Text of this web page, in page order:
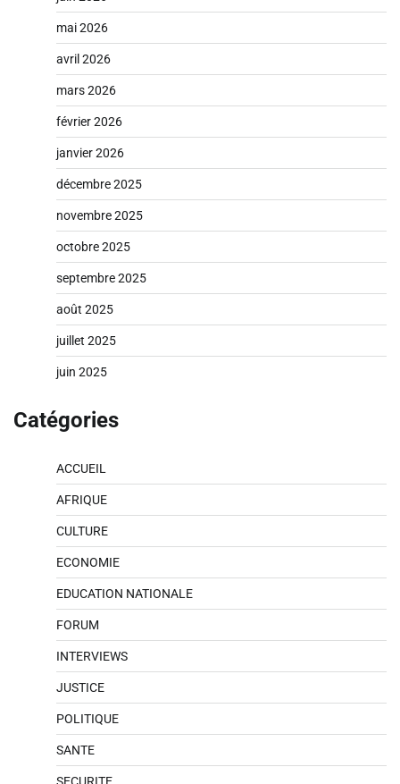
mai 2026
avril 2026
mars 2026
février 2026
janvier 2026
décembre 2025
novembre 2025
octobre 2025
septembre 2025
août 2025
juillet 2025
juin 2025
Catégories
ACCUEIL
AFRIQUE
CULTURE
ECONOMIE
EDUCATION NATIONALE
FORUM
INTERVIEWS
JUSTICE
POLITIQUE
SANTE